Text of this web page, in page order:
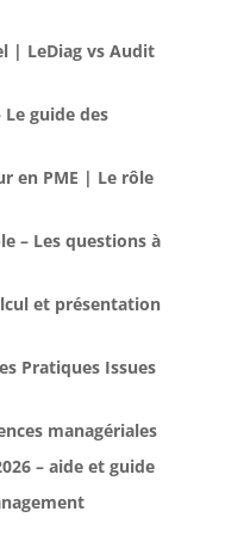
| LeDiag vs Audit
guide des
en PME | Le rôle
– Les questions à
et présentation
Pratiques Issues
managériales
– aide et guide